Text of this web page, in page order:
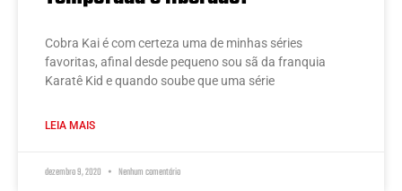
Cobra Kai é com certeza uma de minhas séries
favoritas, afinal desde pequeno sou sã da franquia
Karatê Kid e quando soube que uma série
LEIA MAIS
dezembro 9, 2020 Nenhum comentário